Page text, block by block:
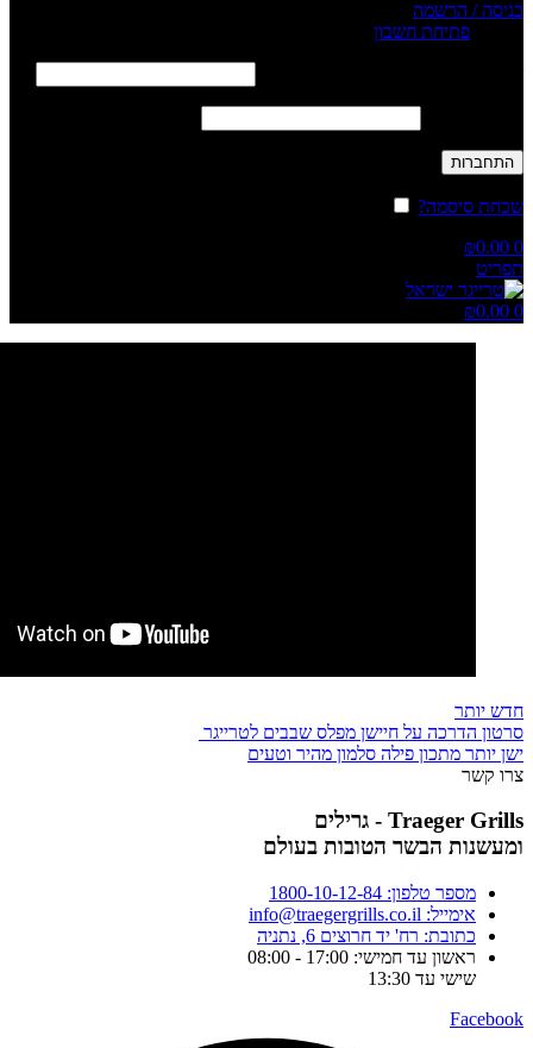
כניסה / הרשמה
פתיחת חשבון
התחברות
שכחת סיסמה?
0
₪0.00
תפריט
0
₪0.00
חדש יותר
סרטון הדרכה על חיישן מפלס שבבים לטרייגר
ישן יותר מתכון פילה סלמון מהיר וטעים
צרו קשר
Traeger Grills - גרילים
ומעשנות הבשר הטובות בעולם
מספר טלפון: 1800-10-12-84
אימייל: info@traegergrills.co.il
כתובת: רח' יד חרוצים 6, נתניה
ראשון עד חמישי: 17:00 - 08:00
שישי עד 13:30
Facebook